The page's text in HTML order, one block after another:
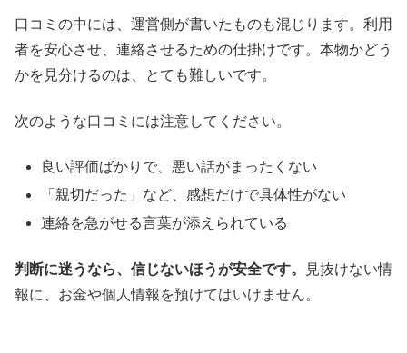
口コミの中には、運営側が書いたものも混じります。利用
者を安心させ、連絡させるための仕掛けです。本物かどう
かを見分けるのは、とても難しいです。
次のような口コミには注意してください。
良い評価ばかりで、悪い話がまったくない
「親切だった」など、感想だけで具体性がない
連絡を急がせる言葉が添えられている
判断に迷うなら、信じないほうが安全です。
見抜けない情
報に、お金や個人情報を預けてはいけません。